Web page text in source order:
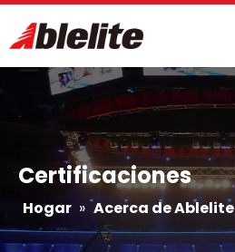
Certificaciones
Hogar » Acerca de Ablelite